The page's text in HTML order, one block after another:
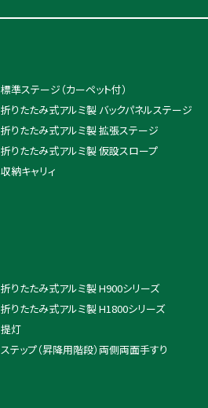
標準ステージ（カーペット付）
折りたたみ式アルミ製 バックパネルステージ
折りたたみ式アルミ製 拡張ステージ
折りたたみ式アルミ製 仮設スロープ
収納キャリィ
折りたたみ式アルミ製 H900シリーズ
折りたたみ式アルミ製 H1800シリーズ
提灯
ステップ（昇降用階段）両側両面手すり